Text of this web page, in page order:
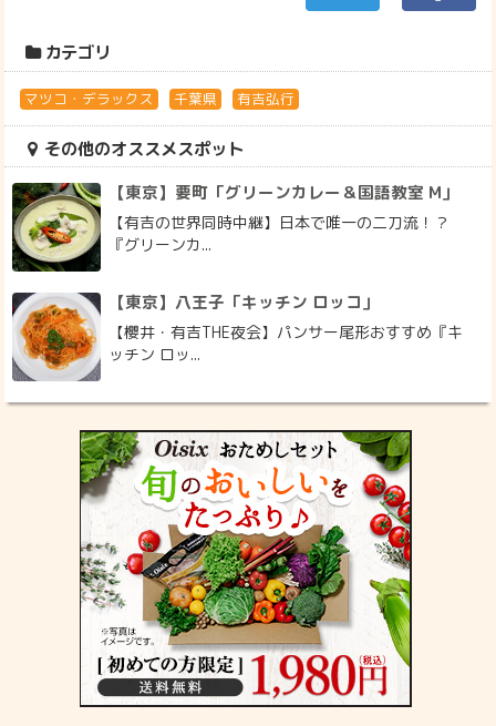
カテゴリ
マツコ・デラックス 千葉県 有吉弘行
その他のオススメスポット
【東京】要町「グリーンカレー＆国語教室 M」
【有吉の世界同時中継】日本で唯一の二刀流！？
『グリーンカ...
【東京】八王子「キッチン ロッコ」
【櫻井・有吉THE夜会】パンサー尾形おすすめ『キ
ッチン ロッ...